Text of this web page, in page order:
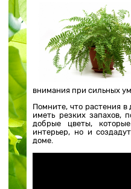
внимания при сильных
Помните, что растения
иметь резких запахов,
добрые цветы,
интерьер, но и
доме.